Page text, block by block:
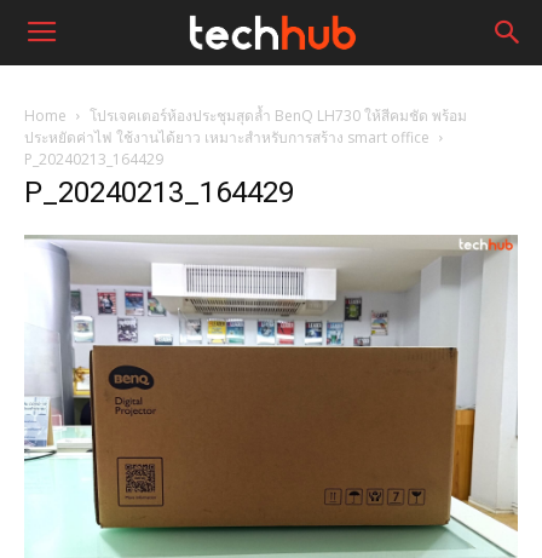
Home
โปรเจคเตอร์ห้องประชุมสุดล้ำ BenQ LH730 ให้สีคมชัด พร้อม
ประหยัดค่าไฟ ใช้งานได้ยาว เหมาะสำหรับการสร้าง smart office
P_20240213_164429
P_20240213_164429